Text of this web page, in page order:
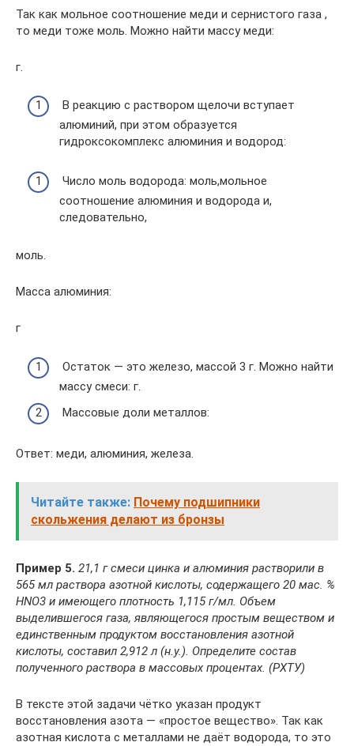
Так как мольное соотношение меди и сернистого газа ,
то меди тоже моль. Можно найти массу меди:
г.
В реакцию с раствором щелочи вступает
алюминий, при этом образуется
гидроксокомплекс алюминия и водород:
Число моль водорода: моль,мольное
соотношение алюминия и водорода и,
следовательно,
моль.
Масса алюминия:
г
Остаток — это железо, массой 3 г. Можно найти
массу смеси: г.
Массовые доли металлов:
Ответ: меди, алюминия, железа.
Читайте также: Почему подшипники
скольжения делают из бронзы
Пример 5. 21,1 г смеси цинка и алюминия растворили в
565 мл раствора азотной кислоты, содержащего 20 мас. %
НNО3 и имеющего плотность 1,115 г/мл. Объем
выделившегося газа, являющегося простым веществом и
единственным продуктом восстановления азотной
кислоты, составил 2,912 л (н.у.). Определите состав
полученного раствора в массовых процентах. (РХТУ)
В тексте этой задачи чётко указан продукт
восстановления азота — «простое вещество». Так как
азотная кислота с металлами не даёт водорода, то это